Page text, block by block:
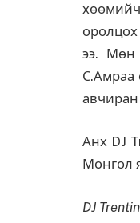
ээ. Мөн
С.Амраа
авчиран
Анх DJ
Монгол
DJ